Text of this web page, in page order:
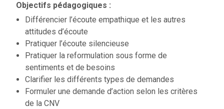
Objectifs pédagogiques :
Différencier l’écoute empathique et les autres
attitudes d’écoute
Pratiquer l’écoute silencieuse
Pratiquer la reformulation sous forme de
sentiments et de besoins
Clarifier les différents types de demandes
Formuler une demande d’action selon les critères
de la CNV